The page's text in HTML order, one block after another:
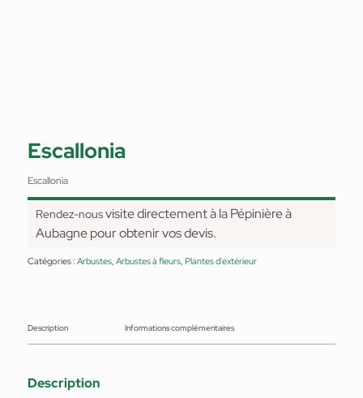
Escallonia
Escallonia
Rendez-nousvisite directement à la Pépinière à
Aubagne pour obtenir vos devis.
Catégories : Arbustes, Arbustes à fleurs, Plantes d'extérieur
Description Informations complémentaires
Description